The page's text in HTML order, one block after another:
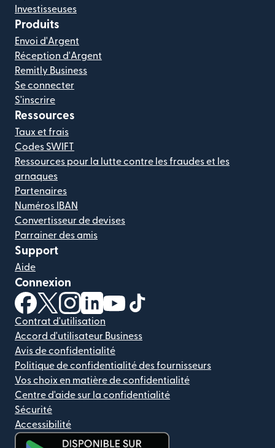
Investisseuses
Produits
Envoi d'Argent
Réception d'Argent
Remitly Business
Se connecter
S'inscrire
Ressources
Taux et frais
Codes SWIFT
Ressources pour la lutte contre les fraudes et les
arnaques
Partenaires
Numéros IBAN
Convertisseur de devises
Parrainer des amis
Support
Aide
Connexion
(s'ouvre dans une nouvelle fenêtre)
(s'ouvre dans une nouvelle fenêtre)
(s'ouvre dans une nouvelle fenêtre)
(s'ouvre dans une nouvelle fenêtre)
(s'ouvre dans une nouvelle
Contrat d'utilisation
Accord d'utilisateur Business
Avis de confidentialité
Politique de confidentialité des fournisseurs
Vos choix en matière de confidentialité
Centre d'aide sur la confidentialité
Sécurité
Accessibilité